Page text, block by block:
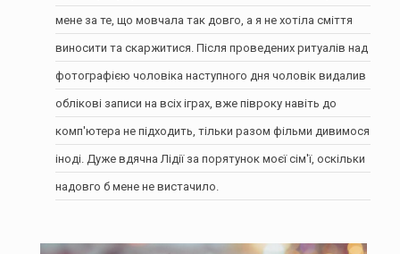
мене за те, що мовчала так довго, а я не хотіла сміття
виносити та скаржитися. Після проведених ритуалів над
фотографією чоловіка наступного дня чоловік видалив
облікові записи на всіх іграх, вже півроку навіть до
комп'ютера не підходить, тільки разом фільми дивимося
іноді. Дуже вдячна Лідії за порятунок моєї сім'ї, оскільки
надовго б мене не вистачило.